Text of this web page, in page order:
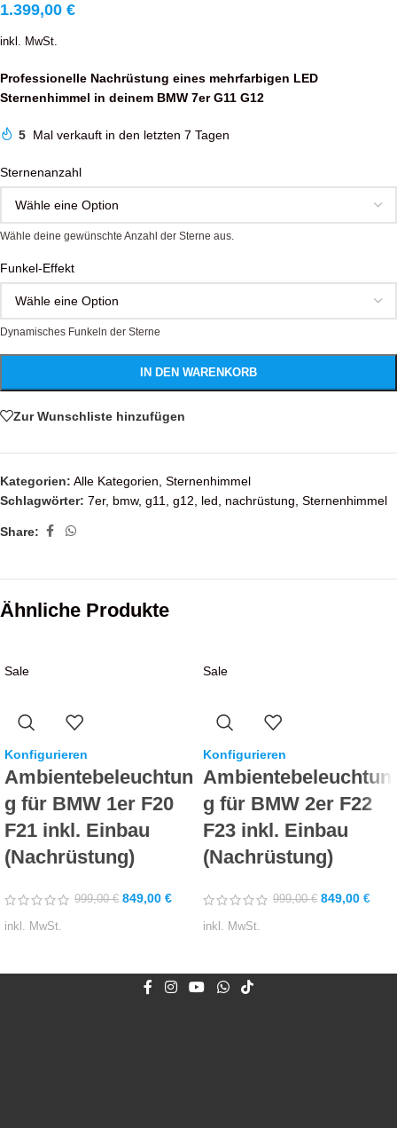
1.399,00 €
inkl. MwSt.
Professionelle Nachrüstung eines mehrfarbigen LED
Sternenhimmel in deinem BMW 7er G11 G12
5 Mal verkauft in den letzten 7 Tagen
Sternenanzahl
Wähle deine gewünschte Anzahl der Sterne aus.
Funkel-Effekt
Dynamisches Funkeln der Sterne
IN DEN WARENKORB
Zur Wunschliste hinzufügen
Kategorien: Alle Kategorien, Sternenhimmel
Schlagwörter: 7er, bmw, g11, g12, led, nachrüstung, Sternenhimmel
Share:
Ähnliche Produkte
Sale
Konfigurieren
Ambientebeleuchtun
g für BMW 1er F20
F21 inkl. Einbau
(Nachrüstung)
999,00€ 849,00 €
inkl. MwSt.
Sale
Konfigurieren
Ambientebeleuchtun
g für BMW 2er F22
F23 inkl. Einbau
(Nachrüstung)
999,00€ 849,00 €
inkl. MwSt.